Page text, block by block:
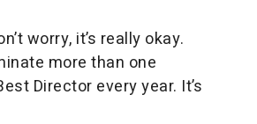
worry, it’s really okay.
more than one
Director every year. It’s